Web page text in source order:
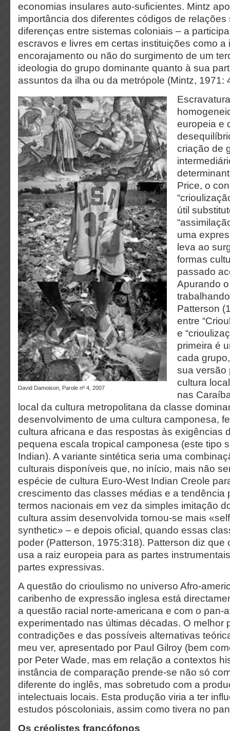
economias insulares auto-suficientes. Mintz
importância dos diferentes códigos de
diferenças entre sistemas coloniais – a
escravos e livres em certas instituições como a
encorajamento ou não do surgimento de um
ideologia do grupo dominante quanto à sua
assuntos da ilha ou da metrópole (Mintz, 1971:
David Damoison, Parole nº 4, 2007
europeia e
criação de
Price, o
útil
uma
leva ao
formas
passado
Apurando
Patterson
entre
e
primeira é
cada
sua versão
cultura
nas
local da cultura metropolitana da classe
desenvolvimento de uma cultura camponesa,
cultura africana e das respostas às exigências
pequena escala tropical camponesa (este tipo
Indian). A variante sintética seria uma
culturais disponíveis que, no início, mais não
espécie de cultura Euro-West Indian Creole
crescimento das classes médias e a tendência
termos nacionais em vez da simples imitação
cultura assim desenvolvida tornou-se mais
synthetic» – e depois oficial, quando essas
poder (Patterson, 1975:318). Patterson diz que
usa a raiz europeia para as partes
partes expressivas.
A questão do crioulismo no universo Afro-
caribenho de expressão inglesa está
a questão racial norte-americana e com o pan-
experimentado nas últimas décadas. O melhor
contradições e das possíveis alternativas
meu ver, apresentado por Paul Gilroy (bem
por Peter Wade, mas em relação a contextos
instância de comparação prende-se não só
diferente do inglês, mas sobretudo com a
intelectuais locais. Esta produção viria a ter
estudos póscoloniais, assim como tivera no
Os créolistes francófonos